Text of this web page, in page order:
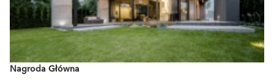
Nagroda Główna